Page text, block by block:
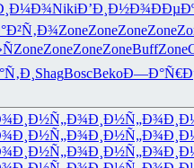
NikiÐ’Ð¸Ð½Ð¾
ZoneZoneZoneZone
ZoneZoneZoneZoneBuffZone
ShagBoscBeko
Ð¸Ð½Ñ„Ð¾Ð¸Ð½Ñ„Ð¾
Ð¸Ð½Ñ„Ð¾Ð¸Ð½Ñ„Ð¾
Ð¸Ð½Ñ„Ð¾Ð¸Ð½Ñ„Ð¾